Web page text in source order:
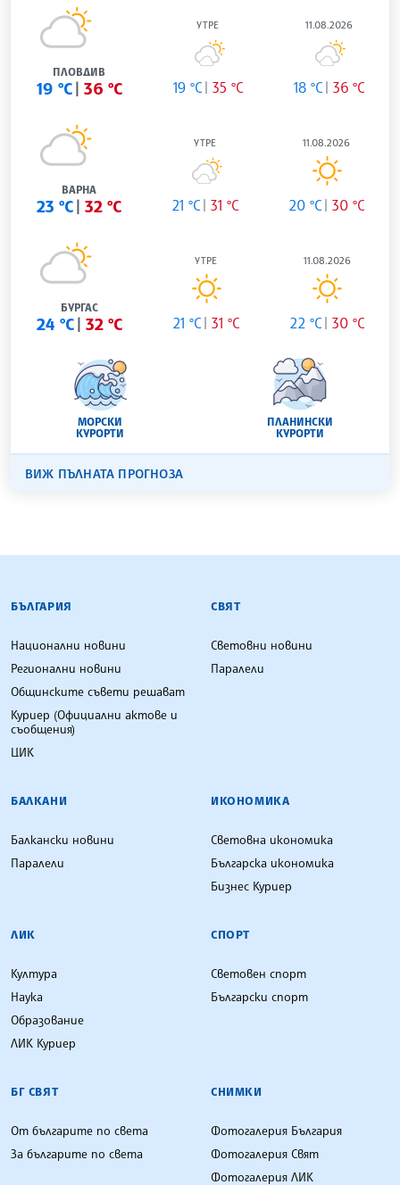
ПЛОВДИВ
19 °C 36 °C
УТРЕ
19 °C 35 °C
11.08.2026
18 °C 36 °C
ВАРНА
23 °C 32 °C
УТРЕ
21 °C 31 °C
11.08.2026
20 °C 30 °C
БУРГАС
24 °C 32 °C
УТРЕ
21 °C 31 °C
11.08.2026
22 °C 30 °C
МОРСКИ
КУРОРТИ
ПЛАНИНСКИ
КУРОРТИ
ВИЖ ПЪЛНАТА ПРОГНОЗА
БЪЛГАРСКА ТЕЛЕГРАФНА АГЕНЦИЯ
БЪЛГАРИЯ
Национални новини
Регионални новини
Общинските съвети решават
Куриер (Официални актове и
съобщения)
ЦИК
СВЯТ
Световни новини
Паралели
БАЛКАНИ
Балкански новини
Паралели
ИКОНОМИКА
Световна икономика
Българска икономика
Бизнес Куриер
ЛИК
Култура
Наука
Образование
ЛИК Куриер
СПОРТ
Световен спорт
Български спорт
БГ СВЯТ
От българите по света
За българите по света
СНИМКИ
Фотогалерия България
Фотогалерия Свят
Фотогалерия ЛИК